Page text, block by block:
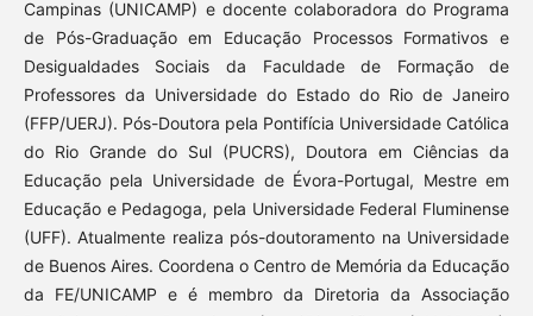
Campinas (UNICAMP) e docente colaboradora do Programa
de Pós-Graduação em Educação Processos Formativos e
Desigualdades Sociais da Faculdade de Formação de
Professores da Universidade do Estado do Rio de Janeiro
(FFP/UERJ). Pós-Doutora pela Pontifícia Universidade Católica
do Rio Grande do Sul (PUCRS), Doutora em Ciências da
Educação pela Universidade de Évora-Portugal, Mestre em
Educação e Pedagoga, pela Universidade Federal Fluminense
(UFF). Atualmente realiza pós-doutoramento na Universidade
de Buenos Aires. Coordena o Centro de Memória da Educação
da FE/UNICAMP e é membro da Diretoria da Associação